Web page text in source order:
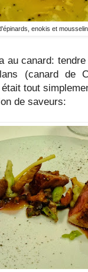
enokis et
au canard:
(canard de
tout
de saveurs: